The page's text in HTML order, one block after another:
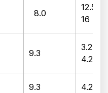
8.0
12.5 ~
16
9.3
3.2 ~
4.2
9.3 4.2 ~